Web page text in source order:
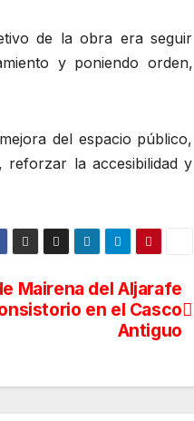
de la obra era seguir
y poniendo orden,
del espacio público,
reforzar la accesibilidad y
Mairena del Aljarafe
en el Casco
Antiguo